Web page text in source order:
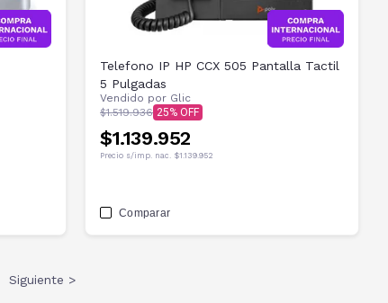
Telefono IP HP CCX 505 Pantalla Tactil
5 Pulgadas
Vendido por Glic
$1.519.936 25
$1.139.952
Precio s/imp. nac. $1.139.952
Comparar
Siguiente >